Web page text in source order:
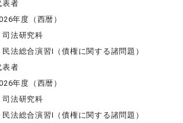
表者
年度（西暦）
司法研究科
民法総合演習I（債権に関する諸問題）
表者
年度（西暦）
司法研究科
民法総合演習I（債権に関する諸問題）